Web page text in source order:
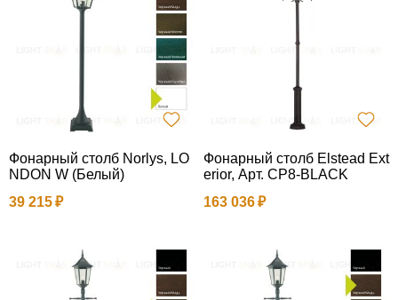
Фонарный столб Norlys, LO
NDON W (Белый)
39 215
Фонарный столб Elstead Ext
erior, Арт. CP8-BLACK
163 036